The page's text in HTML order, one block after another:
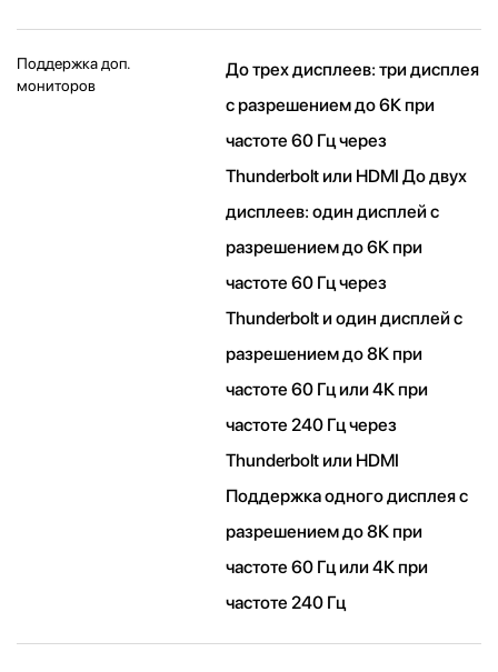
Поддержка доп.
мониторов
До трех дисплеев: три дисплея
с разрешением до 6К при
частоте 60 Гц через
Thunderbolt или HDMI До двух
дисплеев: один дисплей с
разрешением до 6К при
частоте 60 Гц через
Thunderbolt и один дисплей с
разрешением до 8К при
частоте 60 Гц или 4К при
частоте 240 Гц через
Thunderbolt или HDMI
Поддержка одного дисплея с
разрешением до 8К при
частоте 60 Гц или 4К при
частоте 240 Гц